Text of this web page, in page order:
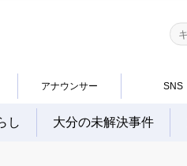
アナウンサー SNS
し 大分の未解決事件